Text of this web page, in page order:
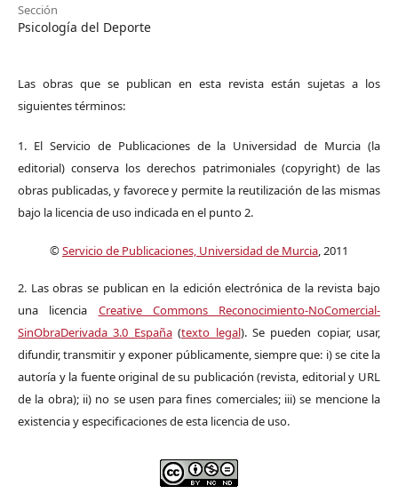
Sección
Psicología del Deporte
Las obras que se publican en esta revista están sujetas a los
siguientes términos:
1. El Servicio de Publicaciones de la Universidad de Murcia (la
editorial) conserva los derechos patrimoniales (copyright) de las
obras publicadas, y favorece y permite la reutilización de las mismas
bajo la licencia de uso indicada en el punto 2.
©Servicio de Publicaciones, Universidad de Murcia, 2011
2. Las obras se publican en la edición electrónica de la revista bajo
una licencia Creative Commons Reconocimiento-NoComercial-
SinObraDerivada 3.0 España(texto legal). Se pueden copiar, usar,
difundir, transmitir y exponer públicamente, siempre que: i) se cite la
autoría y la fuente original de su publicación (revista, editorial y URL
de la obra); ii) no se usen para fines comerciales; iii) se mencione la
existencia y especificaciones de esta licencia de uso.